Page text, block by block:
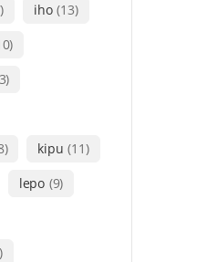
iho (13)
kipu (11)
lepo (9)